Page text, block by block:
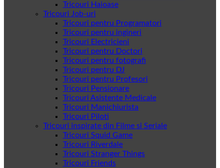
Tricouri Haioase
Tricouri Job-uri
Tricouri pentru Programatori
Tricouri pentru ingineri
Tricouri Electricieni
Tricouri pentru Doctori
Tricouri pentru fotografi
Tricouri pentru DJ
Tricouri pentru Profesori
Tricouri Pensionare
Tricouri Asistente Medicale
Tricouri Manichiurista
Tricouri Piloti
Tricouri inspirate din Filme si Seriale
Tricouri Squid Game
Tricouri Riverdale
Tricouri Stranger Things
Tricouri Friends